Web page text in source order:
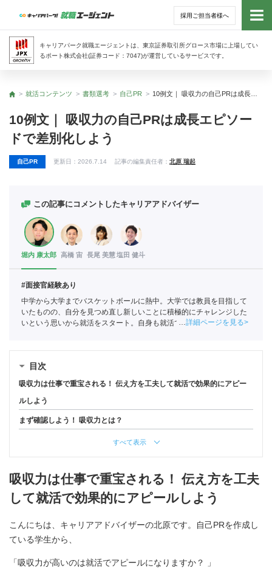
採用ご担当者様へ
キャリアパーク就職エージェントは、東京証券取引所グロース市場に上場してい
るポート株式会社(証券コード：7047)が運営しているサービスです。
トッ
トップ
就活コンテンツ 書類選考 自己PR
10例文｜ 吸収力の自己PRは成長エピソー
ドで差別化しよう
自己PR 更新日： 2026.7.14 記事の編集責任者： 北原 瑞起
この記事にコメントしたキャリアアドバイザー
堀内 康太郎 高橋 宙 長尾 美慧塩田 健斗
#面接官経験あり
中学から大学までバスケットボールに熱中。大学では教員を目指して
いたものの、自分を見つめ直し新しいことに積極的にチャレンジした
いという思いから就活をスタート。自身も就活ではエージェントを利
詳細ページを見る
目次
吸収力は仕事で重宝される！ 伝え方を工夫して就活で効果的にアピー
ルしよう
まず確認しよう！ 吸収力とは？
すべて表示
吸収力は仕事で重宝される！ 伝え方を工夫
して就活で効果的にアピールしよう
こんにちは、キャリアアドバイザーの北原です。自己PRを作成し
ている学生から、
「吸収力が高いのは就活でアピールになりますか？ 」